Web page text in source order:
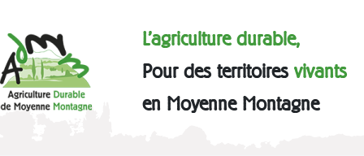
L'agriculture durable,
Pour des territoiresvivants
en Moyenne Montagne